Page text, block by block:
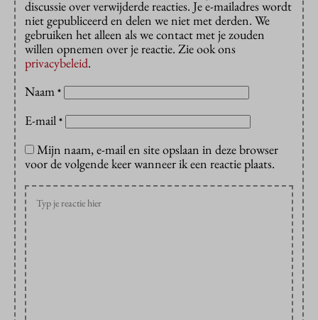
discussie over verwijderde reacties. Je e-mailadres wordt
niet gepubliceerd en delen we niet met derden. We
gebruiken het alleen als we contact met je zouden
willen opnemen over je reactie. Zie ook ons
privacybeleid.
Naam *
E-mail *
Mijn naam, e-mail en site opslaan in deze browser
voor de volgende keer wanneer ik een reactie plaats.